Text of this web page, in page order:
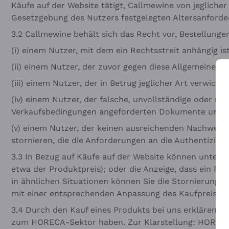
Käufe auf der Website tätigt, Callmewine von
Gesetzgebung des Nutzers festgelegten
3.2 Callmewine behält sich das Recht vor,
(i) einem Nutzer, mit dem ein Rechtsstreit anhängig
(ii) einem Nutzer, der zuvor gegen diese Allgemeinen
(iii) einem Nutzer, der in Betrug jeglicher Art
(iv) einem Nutzer, der falsche, unvollständige oder
Verkaufsbedingungen angeforderten Dokumente
(v) einem Nutzer, der keinen ausreichenden
stornieren, die die Anforderungen an die
3.3 In Bezug auf Käufe auf der Website können
etwa der Produktpreis); oder die Anzeige, dass ein
in ähnlichen Situationen können Sie die Stornierung
mit einer entsprechenden Anpassung des Kaufpreises.
3.4 Durch den Kauf eines Produkts bei uns erklären
zum HORECA-Sektor haben. Zur Klarstellung: